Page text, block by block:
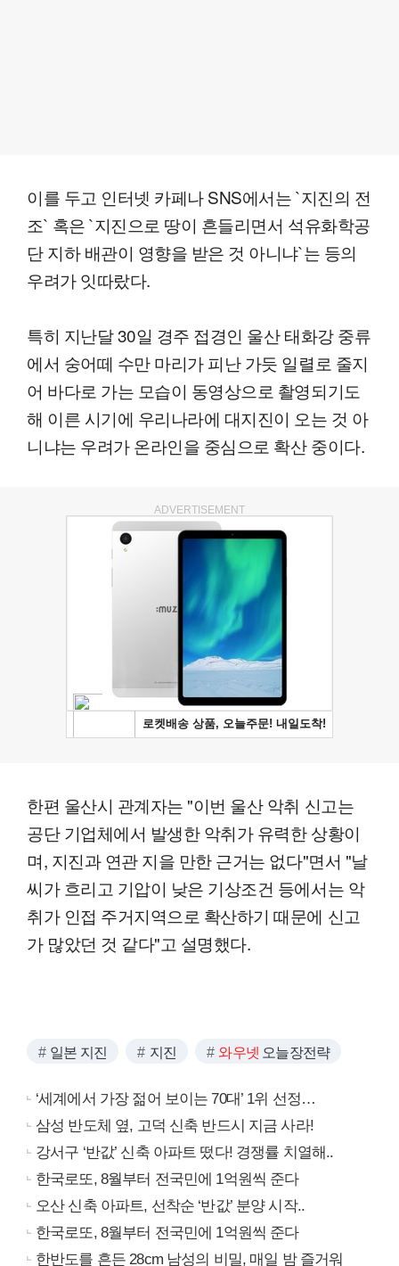
이를 두고 인터넷 카페나 SNS에서는 `지진의 전
조` 혹은 `지진으로 땅이 흔들리면서 석유화학공
단 지하 배관이 영향을 받은 것 아니냐`는 등의
우려가 잇따랐다.
특히 지난달 30일 경주 접경인 울산 태화강 중류
에서 숭어떼 수만 마리가 피난 가듯 일렬로 줄지
어 바다로 가는 모습이 동영상으로 촬영되기도
해 이른 시기에 우리나라에 대지진이 오는 것 아
니냐는 우려가 온라인을 중심으로 확산 중이다.
ADVERTISEMENT
한편 울산시 관계자는 "이번 울산 악취 신고는
공단 기업체에서 발생한 악취가 유력한 상황이
며, 지진과 연관 지을 만한 근거는 없다"면서 "날
씨가 흐리고 기압이 낮은 기상조건 등에서는 악
취가 인접 주거지역으로 확산하기 때문에 신고
가 많았던 것 같다"고 설명했다.
일본 지진 지진 와우넷 오늘장전략
‘세계에서 가장 젊어 보이는 70대’ 1위 선정…
삼성 반도체 옆, 고덕 신축 반드시 지금 사라!
강서구 ‘반값’ 신축 아파트 떴다! 경쟁률 치열해..
한국로또, 8월부터 전국민에 1억원씩 준다
오산 신축 아파트, 선착순 ‘반값’ 분양 시작..
한국로또, 8월부터 전국민에 1억원씩 준다
한반도를 흔든 28cm 남성의 비밀, 매일 밤 즐거워